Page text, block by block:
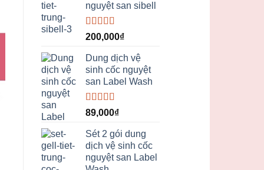
nguyệt san sibell
Được xếp
hạng
sao
200,000₫
Dung dịch vệ
sinh cốc nguyệt
san Label Wash
Được xếp
hạng
sao
89,000₫
Sét 2 gói dung
dịch vệ sinh cốc
nguyệt san Label